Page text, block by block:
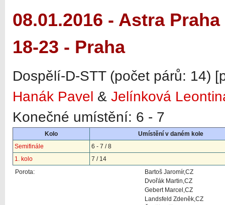
08.01.2016 - Astra
18-23 - Praha
Dospělí-D-STT (počet párů: 14)
Hanák Pavel & Jelínková
Konečné umístění: 6 - 7
Kolo
Umístění v daném kole
Semifinále
6 - 7 / 8
1. kolo
7 / 14
Porota:
Bartoš Jaromír,CZ
Dvořák Martin,CZ
Gebert Marcel,CZ
Landsfeld Zdeněk,CZ